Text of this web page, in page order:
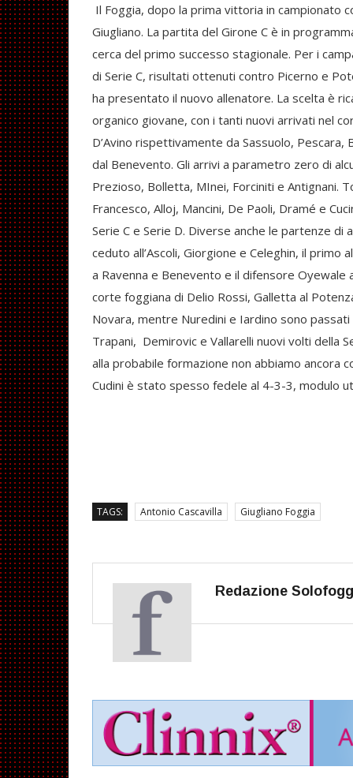
Il Foggia, dopo la prima vittoria in campionato
Giugliano. La partita del Girone C è in
cerca del primo successo stagionale. Per i
di Serie C, risultati ottenuti contro Picerno e
ha presentato il nuovo allenatore. La scelta è
organico giovane, con i tanti nuovi arrivati nel
D’Avino rispettivamente da Sassuolo, Pescara,
dal Benevento. Gli arrivi a parametro zero di
Prezioso, Bolletta, MInei, Forciniti e Antignani.
Francesco, Alloj, Mancini, De Paoli, Dramé e
Serie C e Serie D. Diverse anche le partenze di
ceduto all’Ascoli, Giorgione e Celeghin, il primo
a Ravenna e Benevento e il difensore Oyewale
corte foggiana di Delio Rossi, Galletta al
Novara, mentre Nuredini e Iardino sono
Trapani, Demirovic e Vallarelli nuovi volti della
alla probabile formazione non abbiamo ancora
Cudini è stato spesso fedele al 4-3-3, modulo
TAGS: Antonio Cascavilla Giugliano Foggia
Redazione